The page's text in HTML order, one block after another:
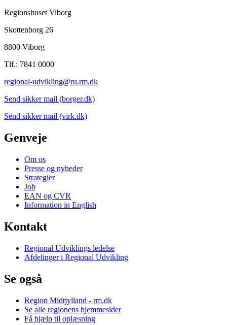
Regionshuset Viborg
Skottenborg 26
8800 Viborg
Tlf.: 7841 0000
regional-udvikling@ru.rm.dk
Send sikker mail (borger.dk)
Send sikker mail (virk.dk)
Genveje
Om os
Presse og nyheder
Strategier
Job
EAN og CVR
Information in English
Kontakt
Regional Udviklings ledelse
Afdelinger i Regional Udvikling
Se også
Region Midtjylland - rm.dk
Se alle regionens hjemmesider
Få hjælp til oplæsning